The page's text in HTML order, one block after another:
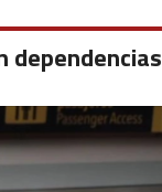
dependencias